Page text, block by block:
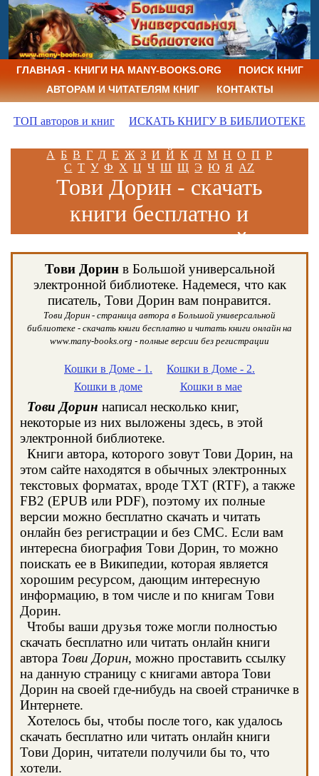
ГЛАВНАЯ - КНИГИ НА MANY-BOOKS.ORG
ПОИСК КНИГ
АВТОРАМ И ЧИТАТЕЛЯМ КНИГ
КОНТАКТЫ
ТОП авторов и книг ИСКАТЬ КНИГУ В БИБЛИОТЕКЕ
А Б В Г Д Е Ж З И Й К Л М Н О П Р
С Т У Ф Х Ц Ч Ш Щ Э Ю Я AZ
Тови Дорин - скачать
книги бесплатно и
читать книги онлайн
Тови Доринв Большой универсальной
электронной библиотеке. Надемеся, что как
писатель, Тови Дорин вам понравится.
Тови Дорин - страница автора в Большой универсальной
библиотеке - скачать книги бесплатно и читать книги онлайн на
www.many-books.org - полные версии без регистрации
Кошки в Доме - 1.
Кошки в доме
Кошки в Доме - 2.
Кошки в мае
Тови Дорин написал несколько книг,
некоторые из них выложены здесь, в этой
электронной библиотеке.
Книги автора, которого зовут Тови Дорин, на
этом сайте находятся в обычных электронных
текстовых форматах, вроде TXT (RTF), а также
FB2 (EPUB или PDF), поэтому их полные
версии можно бесплатно скачать и читать
онлайн без регистрации и без СМС. Если вам
интересна биография Тови Дорин, то можно
поискать ее в Википедии, которая является
хорошим ресурсом, дающим интересную
информацию, в том числе и по книгам Тови
Дорин.
Чтобы ваши друзья тоже могли полностью
скачать бесплатно или читать онлайн книги
автора Тови Дорин, можно проставить ссылку
на данную страницу с книгами автора Тови
Дорин на своей где-нибудь на своей страничке в
Интернете.
Хотелось бы, чтобы после того, как удалось
скачать бесплатно или читать онлайн книги
Тови Дорин, читатели получили бы то, что
хотели.